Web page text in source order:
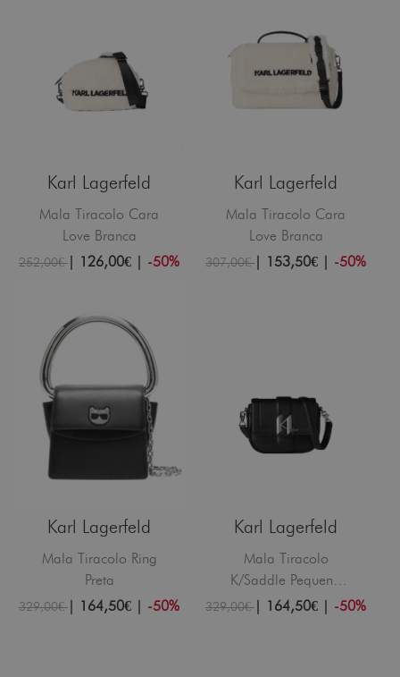
Karl Lagerfeld
Mala Tiracolo Cara
Love Branca
252,00€| 126,00€ | -50%
Karl Lagerfeld
Mala Tiracolo Cara
Love Branca
307,00€| 153,50€ | -50%
Karl Lagerfeld
Mala Tiracolo Ring
Preta
329,00€| 164,50€ | -50%
Karl Lagerfeld
Mala Tiracolo
K/Saddle Pequena
Preta
329,00€| 164,50€ | -50%